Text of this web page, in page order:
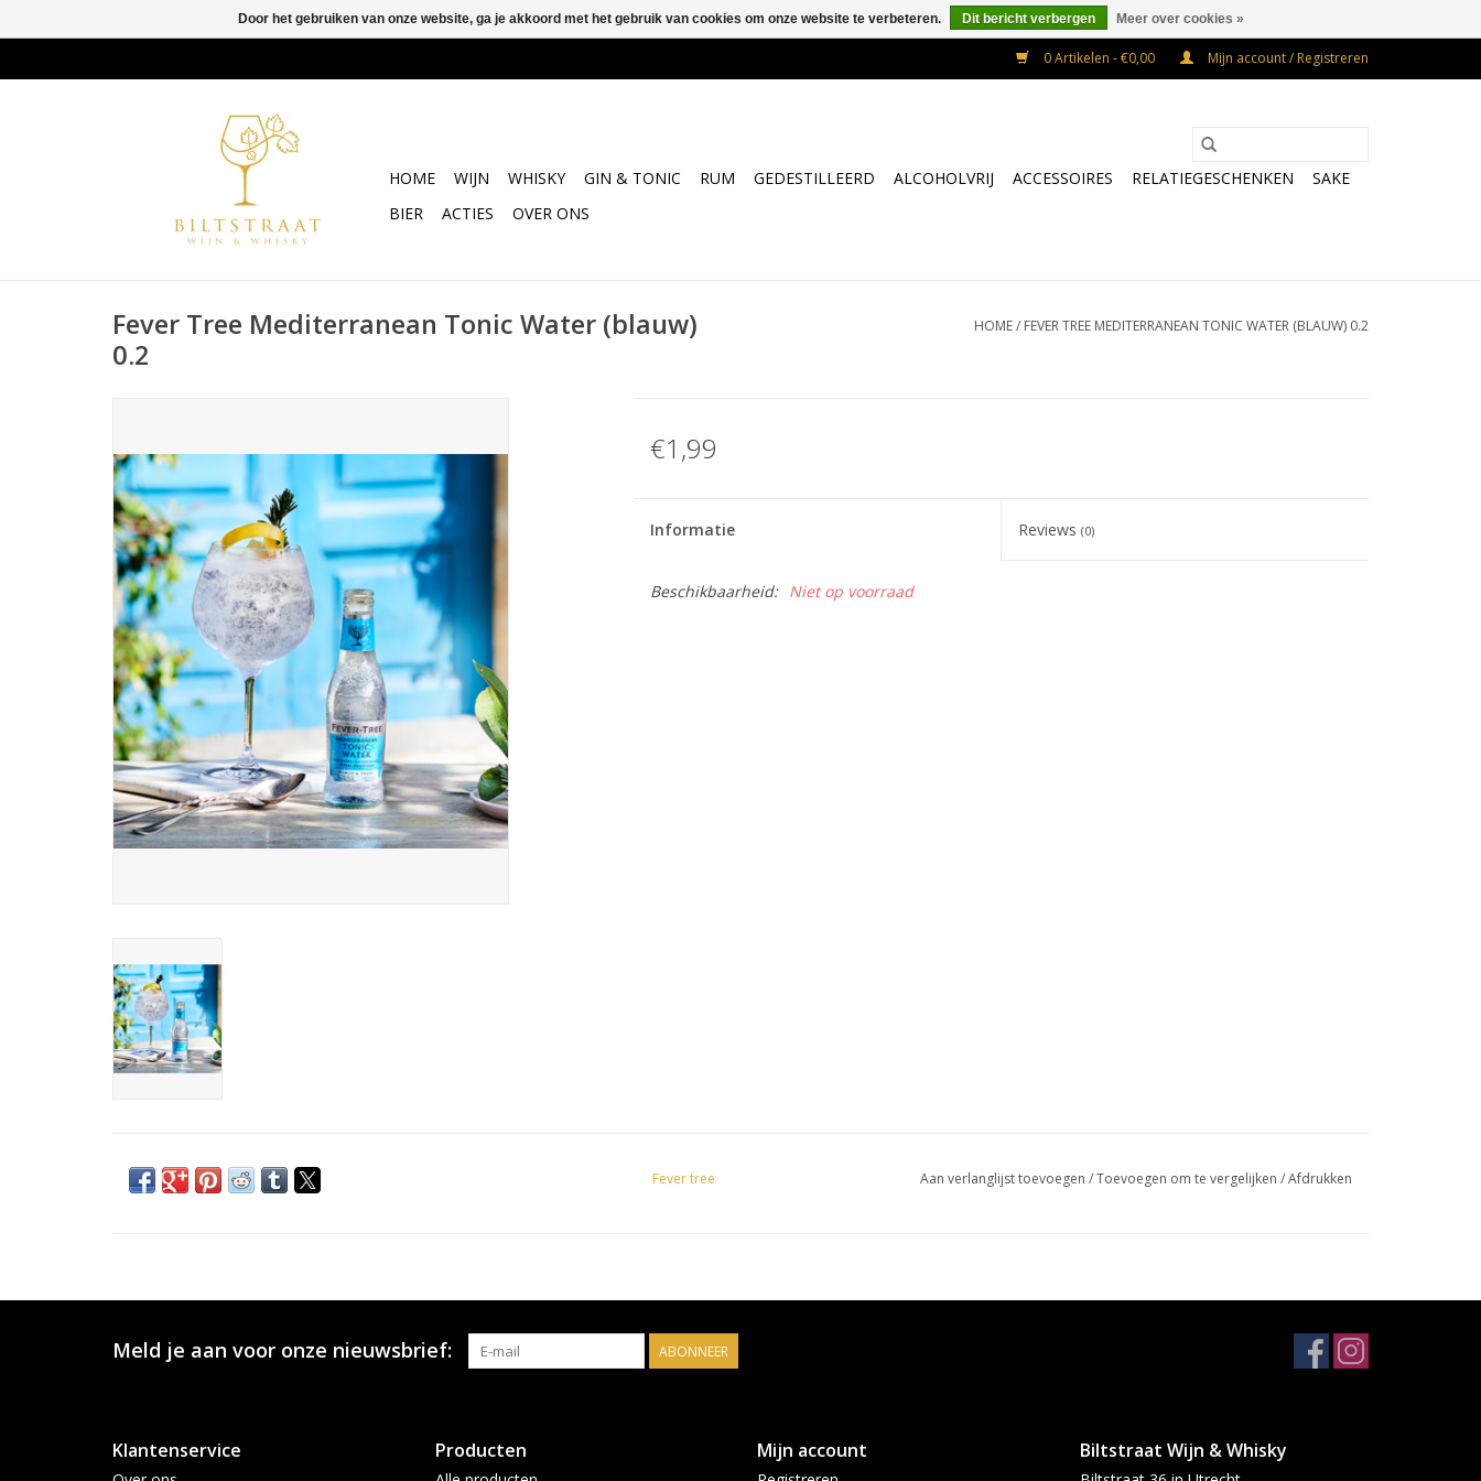
0 Artikelen - €0,00 Mijn account / Registreren
HOME WIJN WHISKY GIN & TONIC RUM GEDESTILLEERD ALCOHOLVRIJ ACCESSOIRES RELATIEGESCHENKEN
SAKE
BIER
ACTIES OVER ONS
Fever Tree Mediterranean Tonic Water (blauw)
0.2
HOME/ FEVER TREE MEDITERRANEAN TONIC WATER (BLAUW) 0.2
€1,99
Informatie Reviews(0)
Beschikbaarheid: Niet op voorraad
Fever tree Aan verlanglijst toevoegen /Toevoegen om te vergelijken /Afdrukken
Meld je aan voor onze nieuwsbrief: ABONNEER
Klantenservice Producten Mijn account Biltstraat Wijn & Whisky
Door het gebruiken van onze website, ga je akkoord met het gebruik van cookies om onze website te verbeteren. Dit bericht verbergen Meer over cookies »